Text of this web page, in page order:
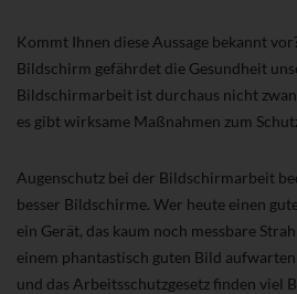
Kommt Ihnen diese Aussage bekannt
Bildschirm gefährdet die Gesundheit
Bildschirmarbeit ist durchaus nicht
es gibt wirksame Maßnahmen zum
Augenschutz bei der Bildschirmarbeit
besser Bildschirme. Wer heute einen
ein Gerät, das kaum noch messbare
einem phantastisch guten Bild
und das Arbeitsschutzgesetz finden viel